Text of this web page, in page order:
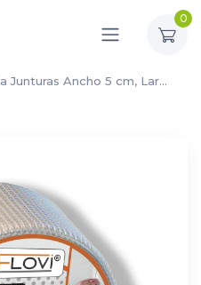
0
Junturas Ancho 5 cm, Lar…